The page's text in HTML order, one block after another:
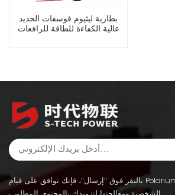
بطارية ليثيوم فوسفات الحديد
عالية الكفاءة للطاقة للرافعات
بالنقر فوق "إرسال"، فإنك توافق على قيام Polarium بتخزين معلوماتك